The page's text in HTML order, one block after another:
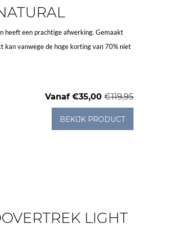
heeft een prachtige afwerking. Gemaakt
kan vanwege de hoge korting van 70% niet
Vanaf €35,00 €119,95
BEKIJK PRODUCT
LIGHT